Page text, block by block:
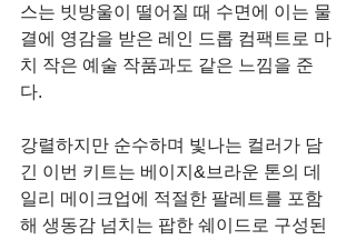
스는 빗방울이 떨어질 때 수면에 이는 물
결에 영감을 받은 레인 드롭 컴팩트로 마
치 작은 예술 작품과도 같은 느낌을 준
다.
강렬하지만 순수하며 빛나는 컬러가 담
긴 이번 키트는 베이지&브라운 톤의 데
일리 메이크업에 적절한 팔레트를 포함
해 생동감 넘치는 팝한 쉐이드로 구성된